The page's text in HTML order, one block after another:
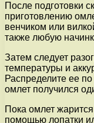
После подготовки
приготовлению
венчиком или
также любую
Затем следует
температуры и
Распределите ее
омлет получился
Пока омлет
помощью лопатки